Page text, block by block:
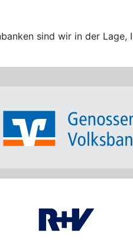
sind wir in der